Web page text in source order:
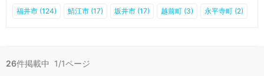
福井市 (124) 鯖江市 (17) 坂井市 (17) 越前町 (3) 永平寺町 (2)
26件掲載中 1/1ページ